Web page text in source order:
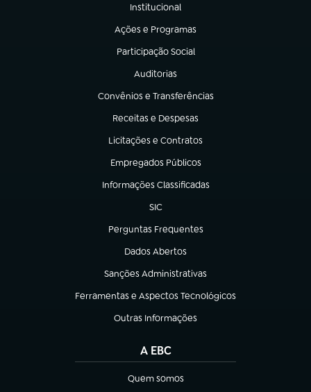
Institucional
(abre em nova aba)
Ações e Programas
(abre em nova aba)
Participação Social
(abre em nova aba)
Auditorias
(abre em nova aba)
Convênios e Transferências
(abre em nova aba)
Receitas e Despesas
(abre em nova aba)
Licitações e Contratos
(abre em nova aba)
Empregados Públicos
(abre em nova aba)
Informações Classificadas
(abre em nova aba)
SIC
(abre em nova aba)
Perguntas Frequentes
(abre em nova aba)
Dados Abertos
(abre em nova aba)
Sanções Administrativas
(abre em nova aba)
Ferramentas e Aspectos Tecnológicos
(abre em nova aba)
Outras Informações
(abre em nova aba)
A EBC
Quem somos
(abre em nova aba)